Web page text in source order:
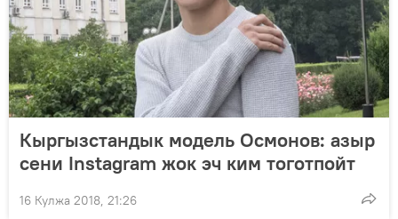
Кыргызстандык модель Осмонов: азыр
сени Instagram жок эч ким тоготпойт
16 Кулжа 2018, 21:26